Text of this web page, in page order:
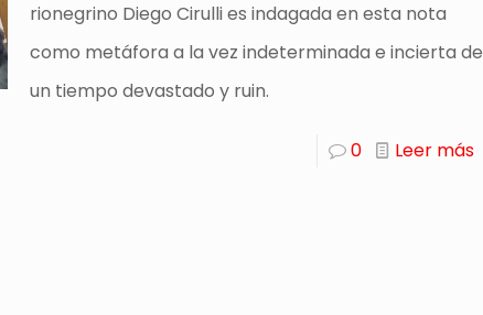
rionegrino Diego Cirulli es indagada en esta nota
como metáfora a la vez indeterminada e incierta de
un tiempo devastado y ruin.
0 Leer más